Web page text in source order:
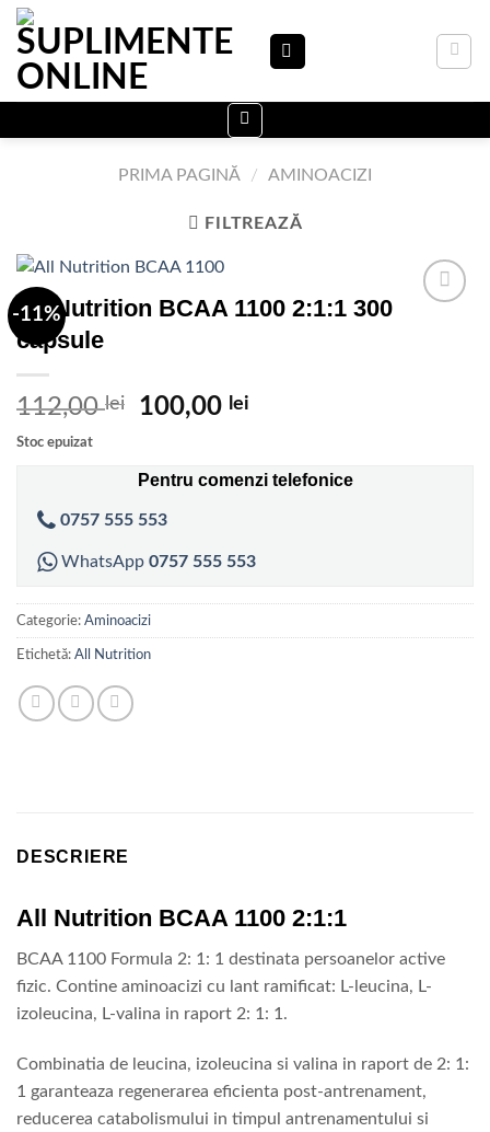
Skip
content
PRIMA PAGINĂ / AMINOACIZI
FILTREAZĂ
-11%
All Nutrition BCAA 1100 2:1:1 300
capsule
112,00lei
Prețul
fost:
112,00 lei.
100,00 lei
100,00 lei.
Stoc epuizat
Pentru comenzi telefonice
0757 555 553
WhatsApp 0757 555 553
Categorie: Aminoacizi
Etichetă: All Nutrition
DESCRIERE
All Nutrition BCAA 1100 2:1:1
BCAA 1100 Formula 2: 1: 1 destinata persoanelor active
fizic. Contine aminoacizi cu lant ramificat: L-leucina, L-
izoleucina, L-valina in raport 2: 1: 1.
Combinatia de leucina, izoleucina si valina in raport de 2: 1:
1 garanteaza regenerarea eficienta post-antrenament,
reducerea catabolismului in timpul antrenamentului si